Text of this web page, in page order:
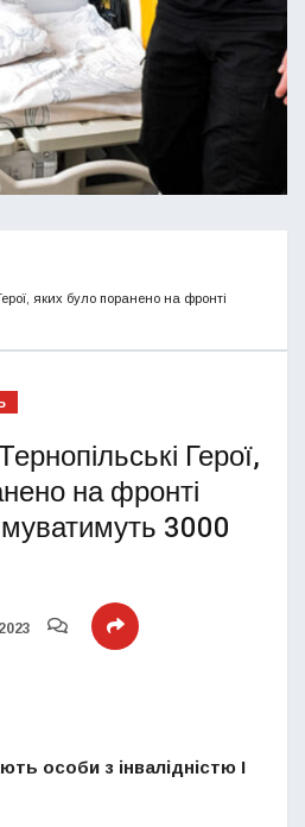
яких було поранено на фронті
Герої,
на фронті
3000
особи з інвалідністю І